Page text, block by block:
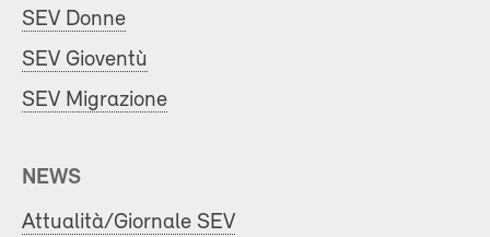
SEV Donne
SEV Gioventù
SEV Migrazione
NEWS
Attualità/Giornale SEV